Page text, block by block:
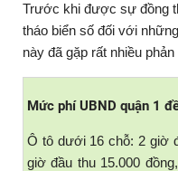
Trước khi được sự đồng
tháo biển số đối với
này đã gặp rất nhiều
Mức phí UBND quận 1
Ô tô dưới 16 chỗ: 2 giờ
giờ đầu thu 15.000